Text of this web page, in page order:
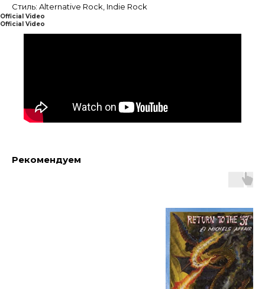
Стиль: Alternative Rock, Indie Rock
Official Video
Official Video
Рекомендуем